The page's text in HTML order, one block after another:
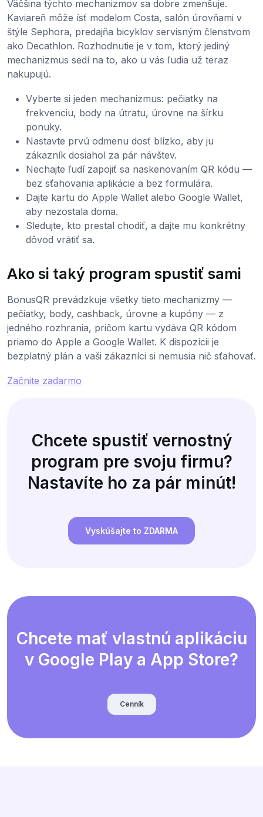
Väčšina týchto mechanizmov sa dobre zmenšuje.
Kaviareň môže ísť modelom Costa, salón úrovňami v
štýle Sephora, predajňa bicyklov servisným členstvom
ako Decathlon. Rozhodnutie je v tom, ktorý jediný
mechanizmus sedí na to, ako u vás ľudia už teraz
nakupujú.
Vyberte si jeden mechanizmus: pečiatky na
frekvenciu, body na útratu, úrovne na šírku
ponuky.
Nastavte prvú odmenu dosť blízko, aby ju
zákazník dosiahol za pár návštev.
Nechajte ľudí zapojiť sa naskenovaním QR kódu —
bez sťahovania aplikácie a bez formulára.
Dajte kartu do Apple Wallet alebo Google Wallet,
aby nezostala doma.
Sledujte, kto prestal chodiť, a dajte mu konkrétny
dôvod vrátiť sa.
Ako si taký program spustiť sami
BonusQR prevádzkuje všetky tieto mechanizmy —
pečiatky, body, cashback, úrovne a kupóny — z
jedného rozhrania, pričom kartu vydáva QR kódom
priamo do Apple a Google Wallet. K dispozícii je
bezplatný plán a vaši zákazníci si nemusia nič sťahovať.
Začnite zadarmo
Chcete spustiť vernostný
program pre svoju firmu?
Nastavíte ho za pár minút!
Vyskúšajte to ZDARMA
Chcete mať vlastnú aplikáciu
v Google Play a App Store?
Cenník